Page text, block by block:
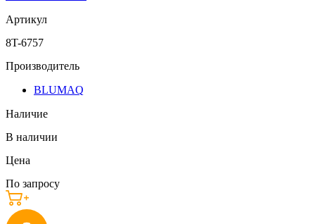
Артикул
8T-6757
Производитель
BLUMAQ
Наличие
В наличии
Цена
По запросу